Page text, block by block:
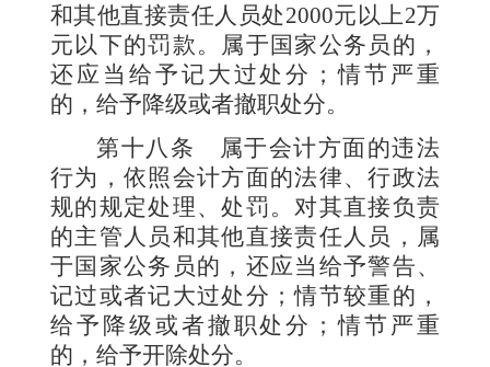
和其他直接责任人员处2000元以上2万
元以下的罚款。属于国家公务员的，
还应当给予记大过处分；情节严重
的，给予降级或者撤职处分。
第十八条 属于会计方面的违法
行为，依照会计方面的法律、行政法
规的规定处理、处罚。对其直接负责
的主管人员和其他直接责任人员，属
于国家公务员的，还应当给予警告、
记过或者记大过处分；情节较重的，
给予降级或者撤职处分；情节严重
的，给予开除处分。